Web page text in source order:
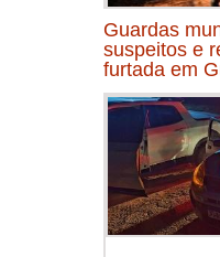
Guardas
suspeitos e
furtada em